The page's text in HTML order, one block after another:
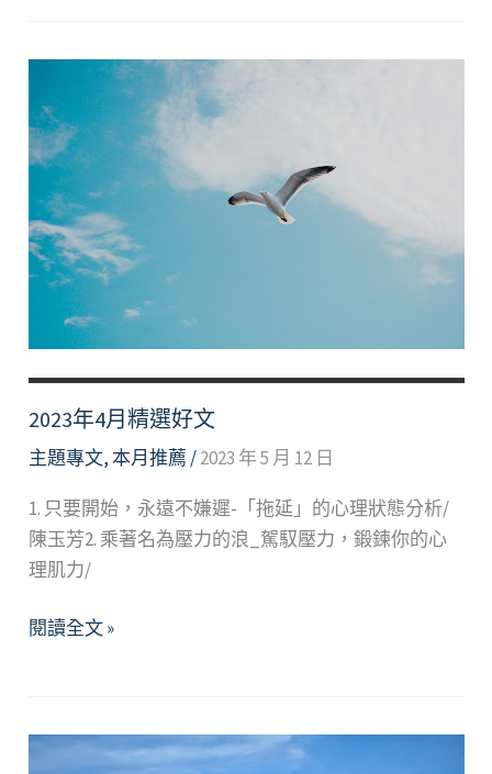
選
好
文
2023年4月精選好文
主題專文,本月推薦 /2023 年 5 月 12 日
1. 只要開始，永遠不嫌遲-「拖延」的心理狀態分析/
陳玉芳2. 乘著名為壓力的浪_駕馭壓力，鍛鍊你的心
理肌力/
2023
精
閱讀全文 »